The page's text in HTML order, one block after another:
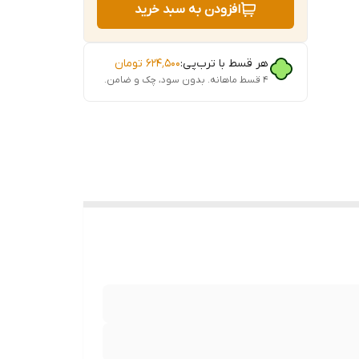
افزودن به سبد خرید
هر قسط با ترب‌پی:۶۲۴٬۵۰۰ تومان
۴ قسط ماهانه. بدون سود، چک و ضامن.